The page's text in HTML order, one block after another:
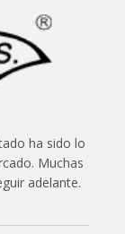
ha sido lo
Muchas
adelante.